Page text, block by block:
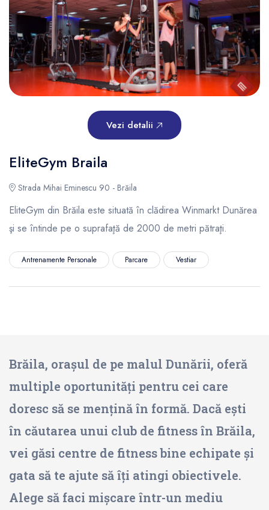
Vezi detalii
EliteGym Braila
Strada Mihai Eminescu 90 - Brăila
EliteGym din Brăila este situată în clădirea Winmarkt Dunărea
şi se întinde pe o suprafaţă de 2000 de metri pătraţi.
Antrenamente Personale Parcare Vestiar
Brăila, orașul de pe malul Dunării, oferă
multiple oportunități pentru cei care
doresc să se mențină în formă. Dacă ești
în căutarea unui club de fitness în Brăila,
vei găsi centre de fitness bine echipate și
gata să te ajute să îți atingi obiectivele.
Alege să faci mișcare într-un mediu